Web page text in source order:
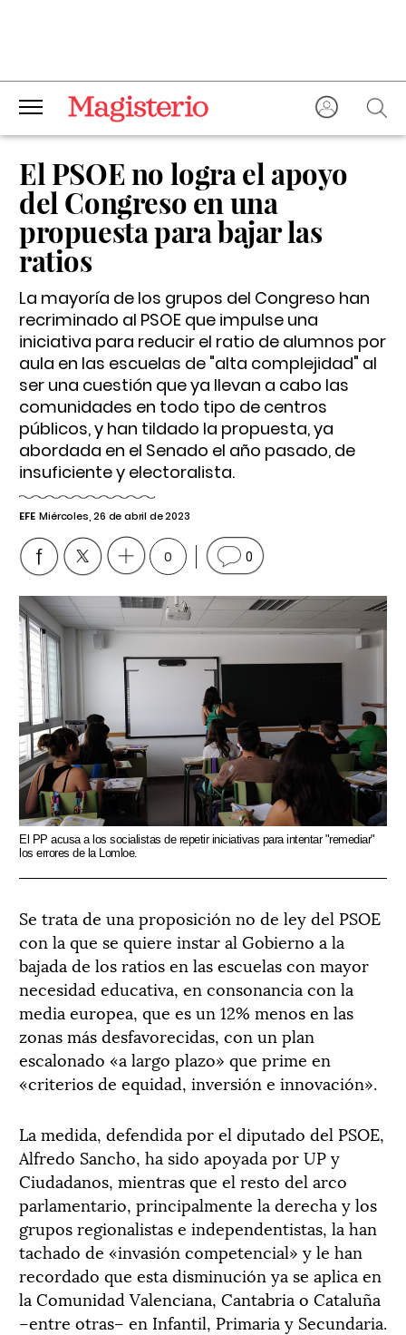
El PSOE no logra el apoyo
del Congreso en una
propuesta para bajar las
ratios
La mayoría de los grupos del Congreso han
recriminado al PSOE que impulse una
iniciativa para reducir el ratio de alumnos por
aula en las escuelas de "alta complejidad" al
ser una cuestión que ya llevan a cabo las
comunidades en todo tipo de centros
públicos, y han tildado la propuesta, ya
abordada en el Senado el año pasado, de
insuficiente y electoralista.
EFE Miércoles, 26 de abril de 2023
0 0
El PP acusa a los socialistas de repetir iniciativas para intentar "remediar"
los errores de la Lomloe.
Se trata de una proposición no de ley del PSOE
con la que se quiere instar al Gobierno a la
bajada de los ratios en las escuelas con mayor
necesidad educativa, en consonancia con la
media europea, que es un 12% menos en las
zonas más desfavorecidas, con un plan
escalonado «a largo plazo» que prime en
«criterios de equidad, inversión e innovación».
La medida, defendida por el diputado del PSOE,
Alfredo Sancho, ha sido apoyada por UP y
Ciudadanos, mientras que el resto del arco
parlamentario, principalmente la derecha y los
grupos regionalistas e independentistas, la han
tachado de «invasión competencial» y le han
recordado que esta disminución ya se aplica en
la Comunidad Valenciana, Cantabria o Cataluña
–entre otras– en Infantil, Primaria y Secundaria.